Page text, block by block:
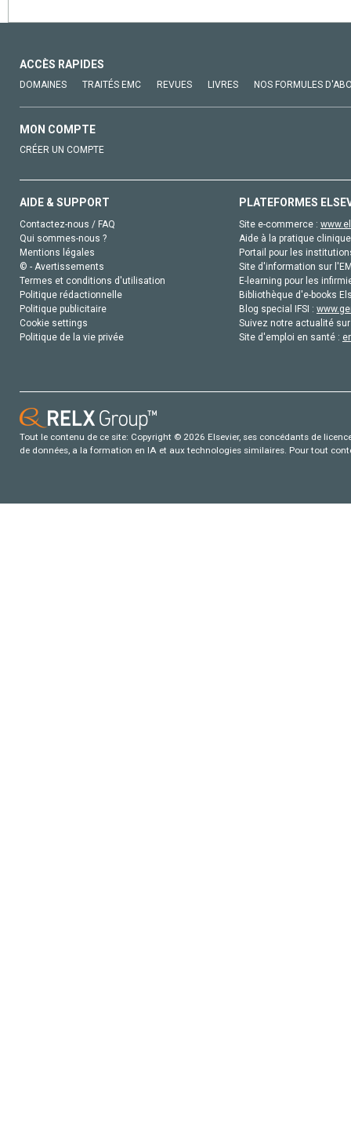
ACCÈS RAPIDES
DOMAINES TRAITÉS EMC REVUES LIVRES NOS FORMULES
MON COMPTE
CRÉER UN COMPTE
AIDE & SUPPORT
Contactez-nous / FAQ
Qui sommes-nous ?
Mentions légales
© - Avertissements
Termes et conditions d'utilisation
Politique rédactionnelle
Politique publicitaire
Cookie settings
Politique de la vie privée
PLATEFORMES
Site e-commerce :
Aide à la pratique
Portail pour les
Site d'information sur
E-learning pour les
Bibliothèque d'e-books
Blog special IFSI :
Suivez notre actualité
Site d'emploi en santé :
Tout le contenu de ce site: Copyright © 2026 Elsevier, ses concédants de
de données, a la formation en IA et aux technologies similaires. Pour tout